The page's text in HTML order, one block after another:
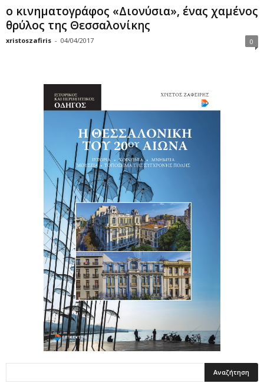
ο κινηματογράφος «Διονύσια», ένας χαμένος
θρύλος της Θεσσαλονίκης
xristoszafiris - 04/04/2017 0